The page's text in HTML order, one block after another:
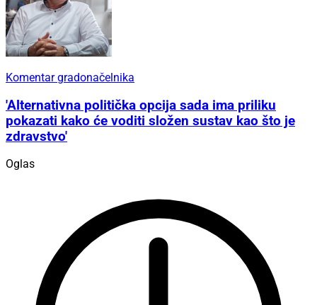
Komentar gradonačelnika
'Alternativna politička opcija sada ima priliku
pokazati kako će voditi složen sustav kao što je
zdravstvo'
Oglas